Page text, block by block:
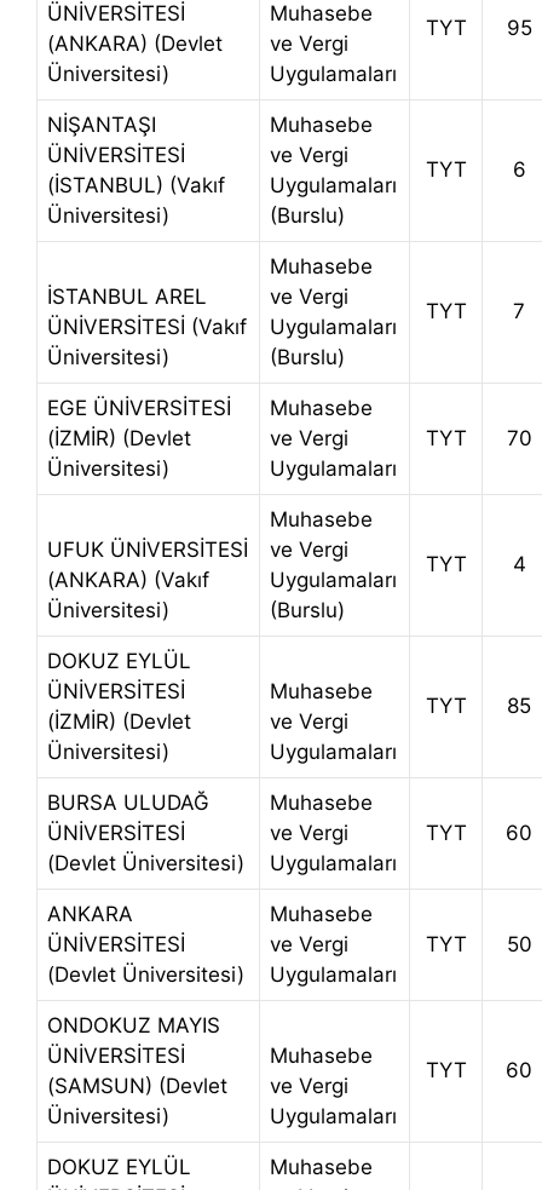
ÜNİVERSİTESİ
(ANKARA) (Devlet
Üniversitesi)
Muhasebe
ve Vergi
Uygulamaları
TYT 95
NİŞANTAŞI
ÜNİVERSİTESİ
(İSTANBUL) (Vakıf
Üniversitesi)
Muhasebe
ve Vergi
Uygulamaları
(Burslu)
TYT 6
İSTANBUL AREL
ÜNİVERSİTESİ (Vakıf
Üniversitesi)
Muhasebe
ve Vergi
Uygulamaları
(Burslu)
TYT 7
EGE ÜNİVERSİTESİ
(İZMİR) (Devlet
Üniversitesi)
Muhasebe
ve Vergi
Uygulamaları
TYT 70
UFUK ÜNİVERSİTESİ
(ANKARA) (Vakıf
Üniversitesi)
Muhasebe
ve Vergi
Uygulamaları
(Burslu)
TYT 4
DOKUZ EYLÜL
ÜNİVERSİTESİ
(İZMİR) (Devlet
Üniversitesi)
Muhasebe
ve Vergi
Uygulamaları
TYT 85
BURSA ULUDAĞ
ÜNİVERSİTESİ
(Devlet Üniversitesi)
Muhasebe
ve Vergi
Uygulamaları
TYT 60
ANKARA
ÜNİVERSİTESİ
(Devlet Üniversitesi)
Muhasebe
ve Vergi
Uygulamaları
TYT 50
ONDOKUZ MAYIS
ÜNİVERSİTESİ
(SAMSUN) (Devlet
Üniversitesi)
Muhasebe
ve Vergi
Uygulamaları
TYT 60
DOKUZ EYLÜL
Muhasebe